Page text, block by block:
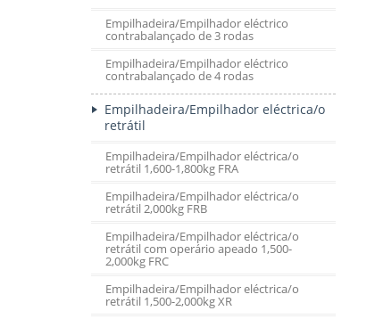
Empilhadeira/Empilhador eléctrico
contrabalançado de 3 rodas
Empilhadeira/Empilhador eléctrico
contrabalançado de 4 rodas
Empilhadeira/Empilhador eléctrica/o
retrátil
Empilhadeira/Empilhador eléctrica/o
retrátil 1,600-1,800kg FRA
Empilhadeira/Empilhador eléctrica/o
retrátil 2,000kg FRB
Empilhadeira/Empilhador eléctrica/o
retrátil com operário apeado 1,500-
2,000kg FRC
Empilhadeira/Empilhador eléctrica/o
retrátil 1,500-2,000kg XR